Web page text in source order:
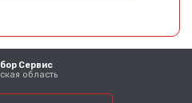
Сервис
область